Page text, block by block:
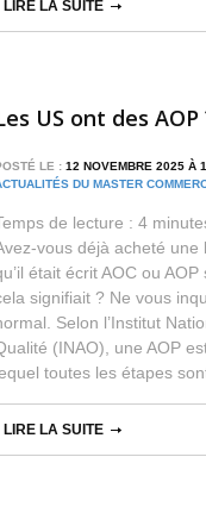
LIRE LA SUITE
US ont des AOP
LE : 12 NOVEMBRE 2025
DU MASTER
de lecture : 4
vous déjà acheté
était écrit AOC ou
signifiait ? Ne vous
Selon l’Institut
(INAO), une AOP
toutes les étapes
LIRE LA SUITE